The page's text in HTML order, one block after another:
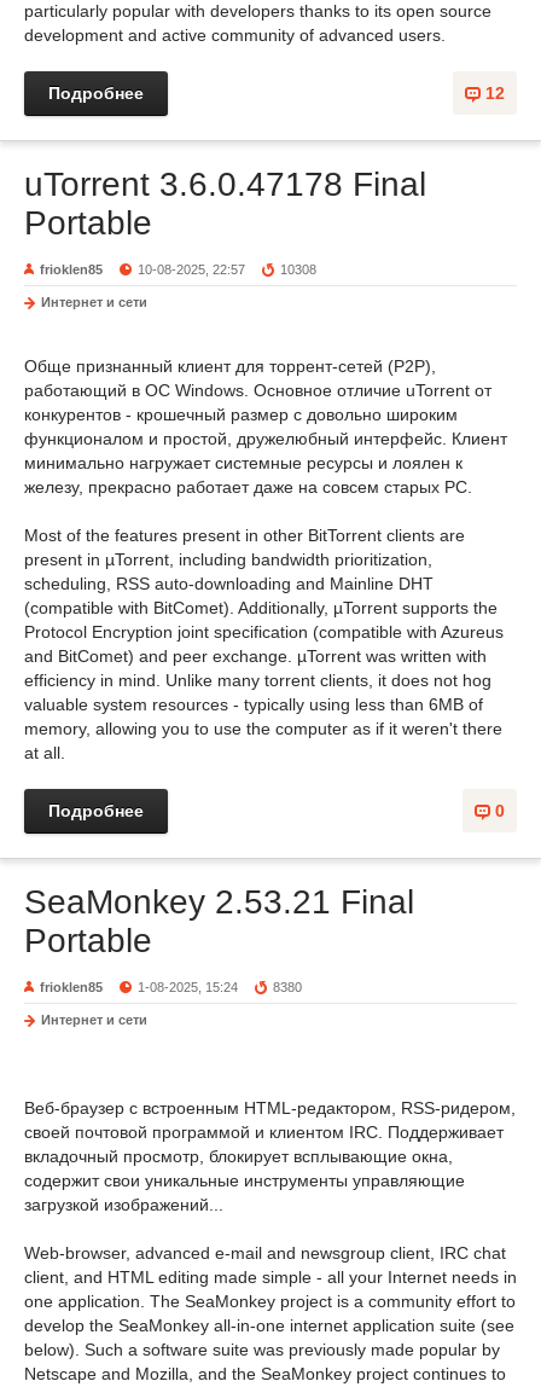
particularly popular with developers thanks to its open source
development and active community of advanced users.
12
Подробнее
uTorrent 3.6.0.47178 Final
Portable
frioklen85 10-08-2025, 22:57 10308
Интернет и сети
Обще признанный клиент для торрент-сетей (P2P),
работающий в ОС Windows. Основное отличие uTorrent от
конкурентов - крошечный размер с довольно широким
функционалом и простой, дружелюбный интерфейс. Клиент
минимально нагружает системные ресурсы и лоялен к
железу, прекрасно работает даже на совсем старых PC.
Most of the features present in other BitTorrent clients are
present in µTorrent, including bandwidth prioritization,
scheduling, RSS auto-downloading and Mainline DHT
(compatible with BitComet). Additionally, µTorrent supports the
Protocol Encryption joint specification (compatible with Azureus
and BitComet) and peer exchange. µTorrent was written with
efficiency in mind. Unlike many torrent clients, it does not hog
valuable system resources - typically using less than 6MB of
memory, allowing you to use the computer as if it weren't there
at all.
0
Подробнее
SeaMonkey 2.53.21 Final
Portable
frioklen85 1-08-2025, 15:24 8380
Интернет и сети
Веб-браузер с встроенным HTML-редактором, RSS-ридером,
своей почтовой программой и клиентом IRC. Поддерживает
вкладочный просмотр, блокирует всплывающие окна,
содержит свои уникальные инструменты управляющие
загрузкой изображений...
Web-browser, advanced e-mail and newsgroup client, IRC chat
client, and HTML editing made simple - all your Internet needs in
one application. The SeaMonkey project is a community effort to
develop the SeaMonkey all-in-one internet application suite (see
below). Such a software suite was previously made popular by
Netscape and Mozilla, and the SeaMonkey project continues to